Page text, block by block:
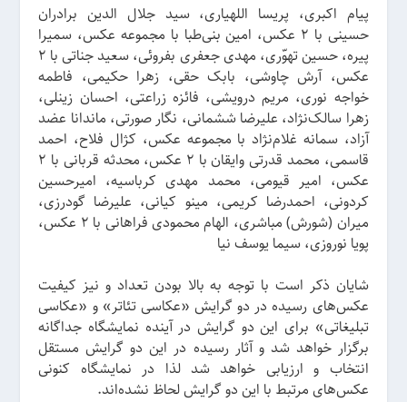
پیام اکبری، پریسا اللهیاری، سید جلال الدین برادران
حسینی با ۲ عکس، امین بنی‌طبا با مجموعه عکس، سمیرا
پیره، حسین تهوّری، مهدی جعفری بفروئی، سعید جناتی با ۲
عکس، آرش چاوشی، بابک حقی، زهرا حکیمى، فاطمه
خواجه نوری، مریم درویشی، فائزه زراعتی، احسان زینلی،
زهرا سالک‌نژاد، علیرضا ششمانی، نگار صورتی، ماندانا عضد
آزاد، سمانه غلام‌نژاد با مجموعه عکس، کژال فلاح، احمد
قاسمی، محمد قدرتی وایقان با ۲ عکس، محدثه قربانی با ۲
عکس، امیر قیومی، محمد مهدی کرباسیه، امیرحسین
کردونی، احمدرضا کریمی، مینو کیانی، علیرضا گودرزی،
میران (شورش) مباشری، الهام محمودی فراهانی با ۲ عکس،
پویا نوروزی، سیما یوسف نیا
شایان ذکر است با توجه به بالا بودن تعداد و نیز کیفیت
عکس‌های رسیده در دو گرایش «عکاسی تئا‌تر» و «عکاسی
تبلیغاتی» برای این دو گرایش در آینده‌ نمایشگاه جداگانه
برگزار خواهد شد و آثار رسیده در این دو گرایش مستقل
انتخاب و ارزیابی خواهد شد لذا در نمایشگاه کنونی
عکس‌های مرتبط با این دو گرایش لحاظ نشده‌اند.